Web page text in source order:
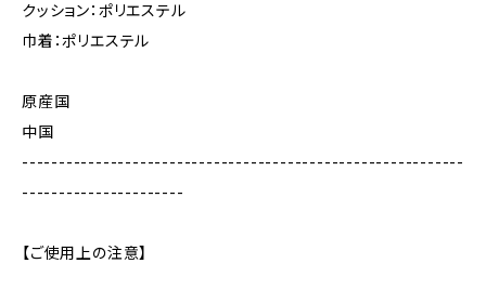
クッション：ポリエステル
巾着：ポリエステル
原産国
中国
------------------------------------------------------------
----------------------
【ご使用上の注意】